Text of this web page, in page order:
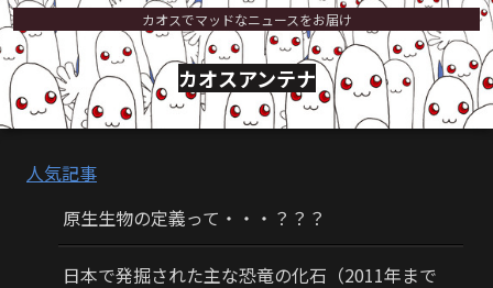
カオスでマッドなニュースをお届け
カオスアンテナ
人気記事
原生生物の定義って・・・？？？
日本で発掘された主な恐竜の化石（2011年まで